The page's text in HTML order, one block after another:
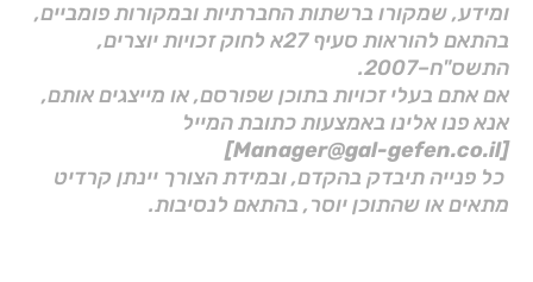
ומידע, שמקורו ברשתות החברתיות ובמקורות פומביים,
בהתאם להוראות סעיף 27א לחוק זכויות יוצרים,
התשס"ח–2007.
אם אתם בעלי זכויות בתוכן שפורסם, או מייצגים אותם,
אנא פנו אלינו באמצעות כתובת המייל
[Manager@gal-gefen.co.il]
כל פנייה תיבדק בהקדם, ובמידת הצורך יינתן קרדיט
מתאים או שהתוכן יוסר, בהתאם לנסיבות.